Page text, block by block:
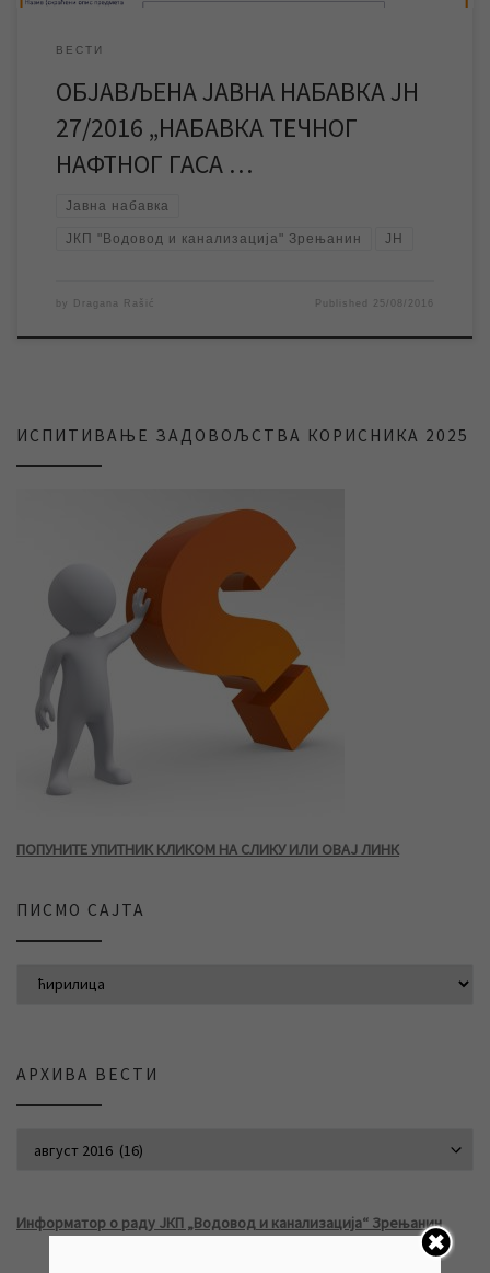
ВЕСТИ
ОБЈАВЉЕНА ЈАВНА НАБАВКА ЈН
27/2016 „НАБАВКА ТЕЧНОГ
НАФТНОГ ГАСА …
Јавна набавка
ЈКП "Водовод и канализација" Зрењанин ЈН
by Dragana Rašić Published 25/08/2016
ИСПИТИВАЊЕ ЗАДОВОЉСТВА КОРИСНИКА 2025
ПОПУНИТЕ УПИТНИК КЛИКОМ НА СЛИКУ ИЛИ ОВАЈ ЛИНК
ПИСМО САЈТА
АРХИВА ВЕСТИ
Информатор о раду ЈКП „Водовод и канализација“ Зрењанин